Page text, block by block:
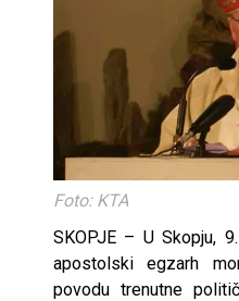
Foto: KTA
SKOPJE – U Skopju,
apostolski egzarh
povodu trenutne